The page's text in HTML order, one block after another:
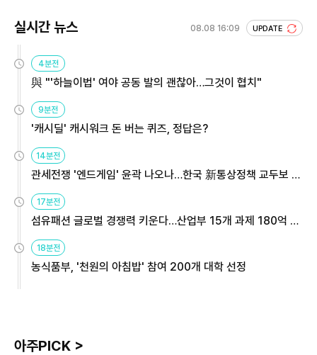
실시간 뉴스 08.08 16:09 UPDATE
4분전
與 "'하늘이법' 여야 공동 발의 괜찮아…그것이 협치"
9분전
'캐시딜' 캐시워크 돈 버는 퀴즈, 정답은?
14분전
관세전쟁 '엔드게임' 윤곽 나오나…한국 新통상정책 교두보 활
용해야
17분전
섬유패션 글로벌 경쟁력 키운다…산업부 15개 과제 180억 지
원
18분전
농식품부, '천원의 아침밥' 참여 200개 대학 선정
아주PICK >